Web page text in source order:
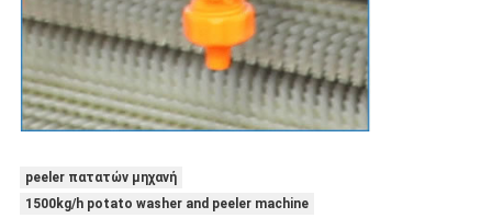
peeler πατατών μηχανή
1500kg/h potato washer and peeler machine